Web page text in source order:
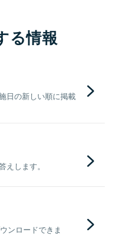
る情報
日の新しい順に掲載
します。
ンロードできま